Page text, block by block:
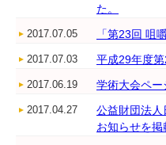
た。
2017.07.05 「第23回 咀
2017.07.03 平成29年度
2017.06.19 学術大会ペー
2017.04.27
公益財団法
お知らせを掲